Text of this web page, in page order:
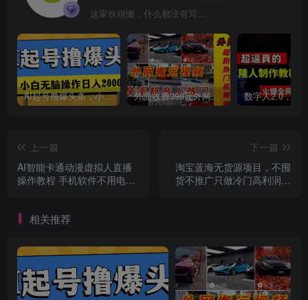
这家伙很懒，什么都没有写...
AI起号撸爆头条，小白也能操作，日入2000+ 外面收费398元外网超跑豪车汽车视频搬运至快手抖音上热门项目
上一篇
AI智能卡通动漫虚拟人直播
操作教程 手机软件不用电脑
下一篇
淘宝蓝海无货源项目，不囤
货不推广只做冷门高利润代
相关推荐